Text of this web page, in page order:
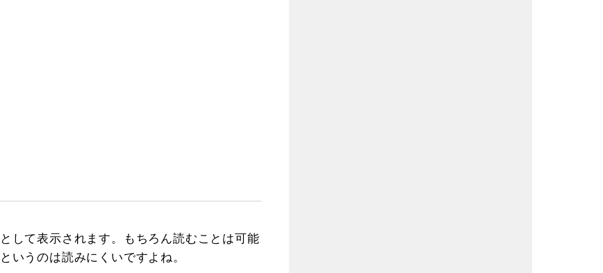
して表示されます。もちろん読むことは可能
いうのは読みにくいですよね。